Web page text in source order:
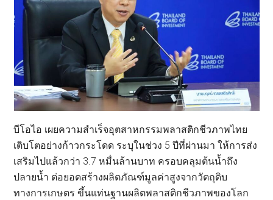
บีโอไอ เผยความสำเร็จอุตสาหกรรมพลาสติกชีวภาพไทย
เติบโตอย่างก้าวกระโดด ระบุในช่วง 5 ปีที่ผ่านมา ให้การส่ง
เสริมไปแล้วกว่า 3.7 หมื่นล้านบาท ครอบคลุมต้นน้ำถึง
ปลายน้ำ ต่อยอดสร้างผลิตภัณฑ์มูลค่าสูงจากวัตถุดิบ
ทางการเกษตร ขึ้นแท่นฐานผลิตพลาสติกชีวภาพของโลก